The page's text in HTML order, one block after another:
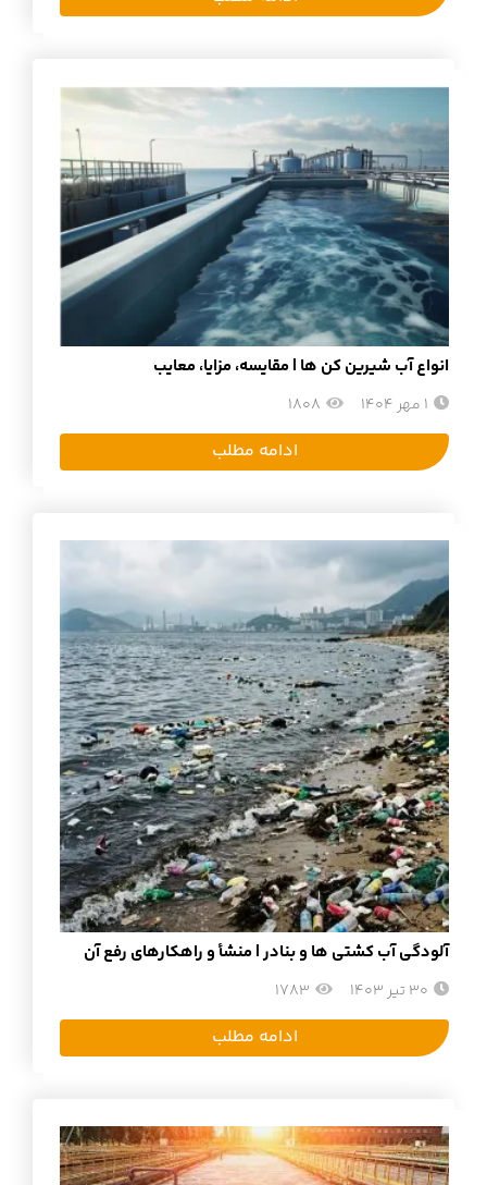
انواع آب شیرین کن ها | مقایسه، مزایا، معایب
1 مهر 1404 1808
ادامه مطلب
آلودگی آب کشتی ها و بنادر | منشأ و راهکارهای رفع آن
30 تیر 1403 1783
ادامه مطلب